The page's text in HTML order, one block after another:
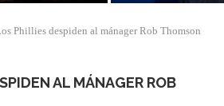
Phillies despiden al mánager Rob Thomson
AL MÁNAGER ROB